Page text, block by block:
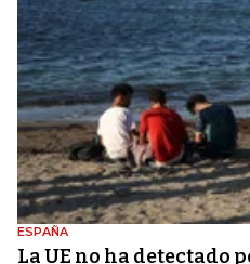
ESPAÑA
La UE no ha detectado